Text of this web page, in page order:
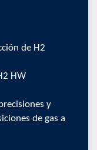
de H2
HW
y
de gas a